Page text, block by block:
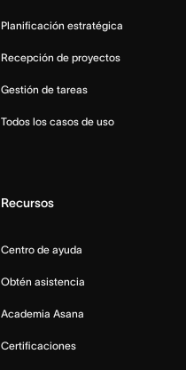
Planificación estratégica
Recepción de proyectos
Gestión de tareas
Todos los casos de uso
Recursos
Centro de ayuda
Obtén asistencia
Academia Asana
Certificaciones